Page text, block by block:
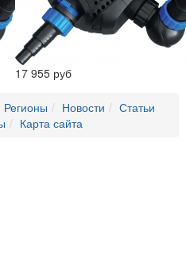
17 955 руб
Регионы Новости
Статьи
Карта сайта